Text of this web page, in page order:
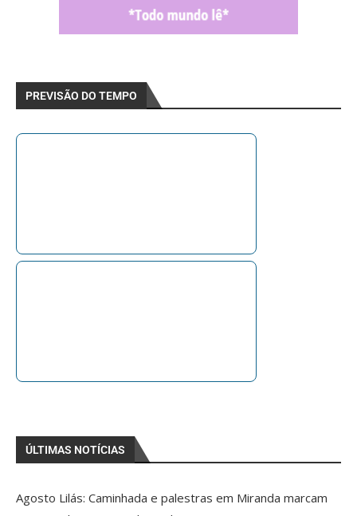
PREVISÃO DO TEMPO
ÚLTIMAS NOTÍCIAS
Agosto Lilás: Caminhada e palestras em Miranda marcam